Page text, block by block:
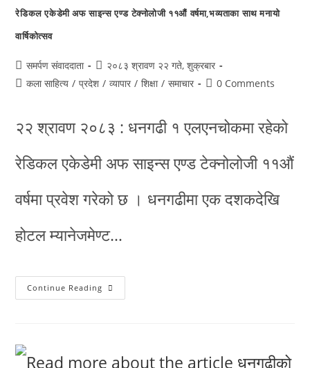
रेडिकल एकेडेमी अफ साइन्स एण्ड टेक्नोलोजी ११औं वर्षमा,भव्यताका साथ मनायो
वार्षिकोत्सव
समर्पण संवाददाता
२०८३ श्रावण २२ गते, शुक्रबार
कला साहित्य / प्रदेश / व्यापार / शिक्षा / समाचार 0 Comments
२२ श्रावण २०८३ : धनगढी १ एलएनचोकमा रहेको
रेडिकल एकेडेमी अफ साइन्स एण्ड टेक्नोलोजी ११औं
वर्षमा प्रवेश गरेको छ । धनगढीमा एक दशकदेखि
होटल म्यानेजमेण्ट…
Continue Reading